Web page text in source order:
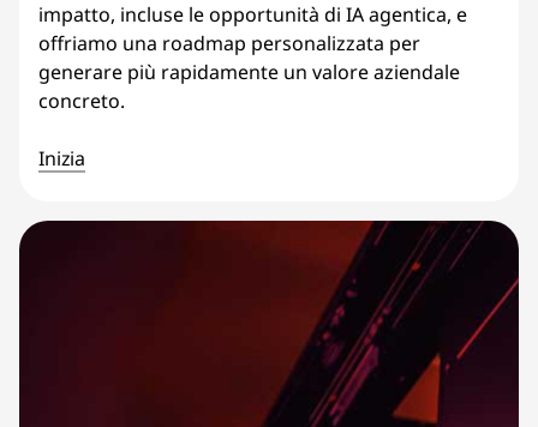
impatto, incluse le opportunità di IA agentica, e
offriamo una roadmap personalizzata per
generare più rapidamente un valore aziendale
concreto.
Inizia